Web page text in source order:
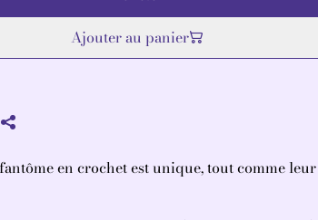
Ajouter au panier
en crochet est unique, tout comme leur